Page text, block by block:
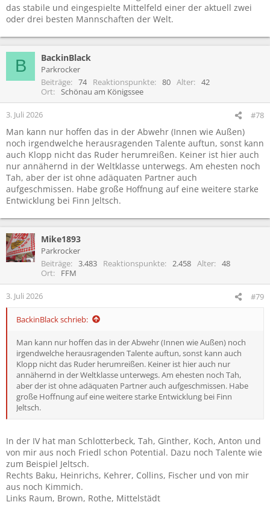
das stabile und eingespielte Mittelfeld einer der aktuell zwei
oder drei besten Mannschaften der Welt.
B BackinBlack
Parkrocker
Beiträge
74 Reaktionspunkte 80 Alter
42
Ort
Schönau am Königssee
3. Juli 2026 #78
Man kann nur hoffen das in der Abwehr (Innen wie Außen)
noch irgendwelche herausragenden Talente auftun, sonst kann
auch Klopp nicht das Ruder herumreißen. Keiner ist hier auch
nur annähernd in der Weltklasse unterwegs. Am ehesten noch
Tah, aber der ist ohne adäquaten Partner auch
aufgeschmissen. Habe große Hoffnung auf eine weitere starke
Entwicklung bei Finn Jeltsch.
Mike1893
Parkrocker
Beiträge
3.483 Reaktionspunkte 2.458 Alter
48
Ort
FFM
3. Juli 2026 #79
BackinBlack schrieb:
Man kann nur hoffen das in der Abwehr (Innen wie Außen) noch
irgendwelche herausragenden Talente auftun, sonst kann auch
Klopp nicht das Ruder herumreißen. Keiner ist hier auch nur
annähernd in der Weltklasse unterwegs. Am ehesten noch Tah,
aber der ist ohne adäquaten Partner auch aufgeschmissen. Habe
große Hoffnung auf eine weitere starke Entwicklung bei Finn
Jeltsch.
In der IV hat man Schlotterbeck, Tah, Ginther, Koch, Anton und
von mir aus noch Friedl schon Potential. Dazu noch Talente wie
zum Beispiel Jeltsch.
Rechts Baku, Heinrichs, Kehrer, Collins, Fischer und von mir
aus noch Kimmich.
Links Raum, Brown, Rothe, Mittelstädt